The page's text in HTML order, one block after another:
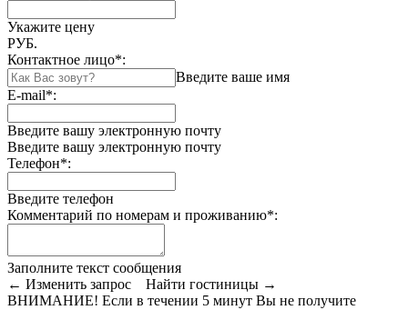
Укажите цену
РУБ.
Контактное лицо*:
Введите ваше имя
E-mail*:
Введите вашу электронную почту
Введите вашу электронную почту
Телефон*:
Введите телефон
Комментарий по номерам и проживанию*:
Заполните текст сообщения
← Изменить запрос
Найти гостиницы →
ВНИМАНИЕ! Если в течении 5 минут Вы не получите